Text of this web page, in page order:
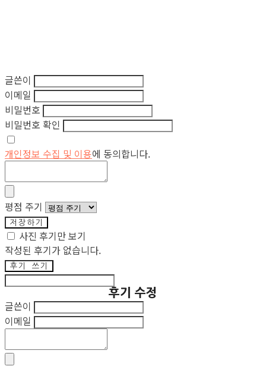
글쓴이
이메일
비밀번호
비밀번호 확인
개인정보 수집 및 이용에 동의합니다.
평점 주기
저장하기
사진 후기만 보기
작성된 후기가 없습니다.
후기 쓰기
후기 수정
글쓴이
이메일